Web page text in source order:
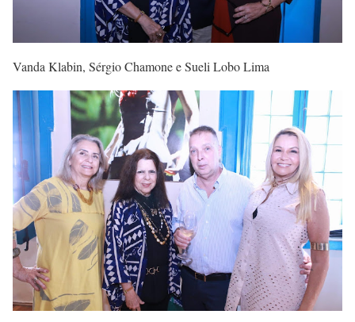
Vanda Klabin, Sérgio Chamone e Sueli Lobo Lima